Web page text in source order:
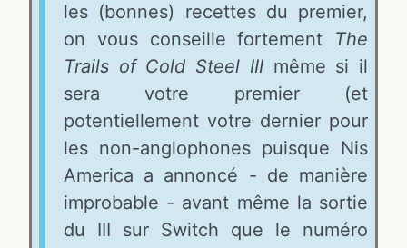
les (bonnes) recettes du premier,
on vous conseille fortement The
Trails of Cold Steel IIImême si il
sera votre premier (et
potentiellement votre dernier pour
les non-anglophones puisque Nis
America a annoncé - de manière
improbable - avant même la sortie
du III sur Switch que le numéro